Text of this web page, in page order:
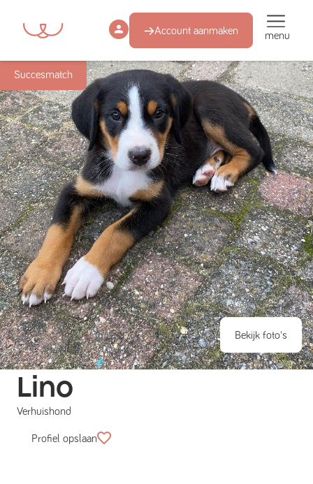
Account aanmaken menu
Succesmatch
Bekijk foto's
Lino
Verhuishond
Profiel opslaan